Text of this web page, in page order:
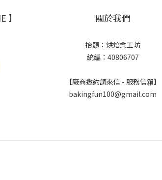
】 關於我們
抬頭：烘焙樂工坊
統編：40806707
【廠商邀約請來信 - 服務信箱】
bakingfun100@gmail.com